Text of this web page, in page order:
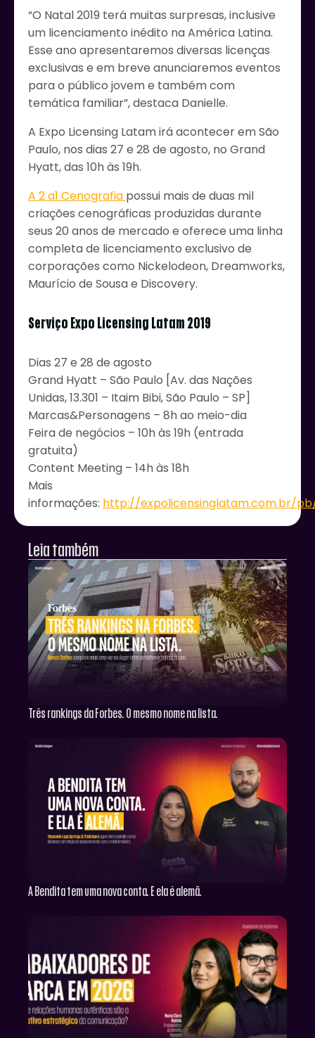
“O Natal 2019 terá muitas surpresas, inclusive
um licenciamento inédito na América Latina.
Esse ano apresentaremos diversas licenças
exclusivas e em breve anunciaremos eventos
para o público jovem e também com
temática familiar”, destaca Danielle.
A Expo Licensing Latam irá acontecer em São
Paulo, nos dias 27 e 28 de agosto, no Grand
Hyatt, das 10h às 19h.
A 2 a1 Cenografia possui mais de duas mil
criações cenográficas produzidas durante
seus 20 anos de mercado e oferece uma linha
completa de licenciamento exclusivo de
corporações como Nickelodeon, Dreamworks,
Maurício de Sousa e Discovery.
Serviço Expo Licensing Latam 2019
Dias 27 e 28 de agosto
Grand Hyatt – São Paulo [Av. das Nações
Unidas, 13.301 – Itaim Bibi, São Paulo – SP]
Marcas&Personagens – 8h ao meio-dia
Feira de negócios – 10h às 19h (entrada
gratuita)
Content Meeting – 14h às 18h
Mais
informações: http://expolicensinglatam.com.br/
Leia também
Três rankings da Forbes. O mesmo nome na lista.
A Bendita tem uma nova conta. E ela é alemã.